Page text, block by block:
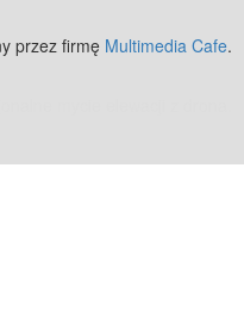
przez firmę Multimedia Cafe.